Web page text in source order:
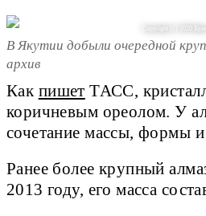
Copyright (c) 2020
В Якутии добыли очередной
архив
Как пишет ТАСС,
коричневым ореолом. У
сочетание массы, формы и
Ранее более крупный
2013 году, его масса